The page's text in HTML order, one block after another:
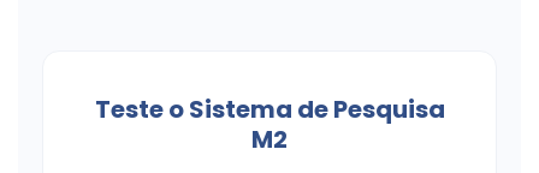
Teste o Sistema de Pesquisa
M2